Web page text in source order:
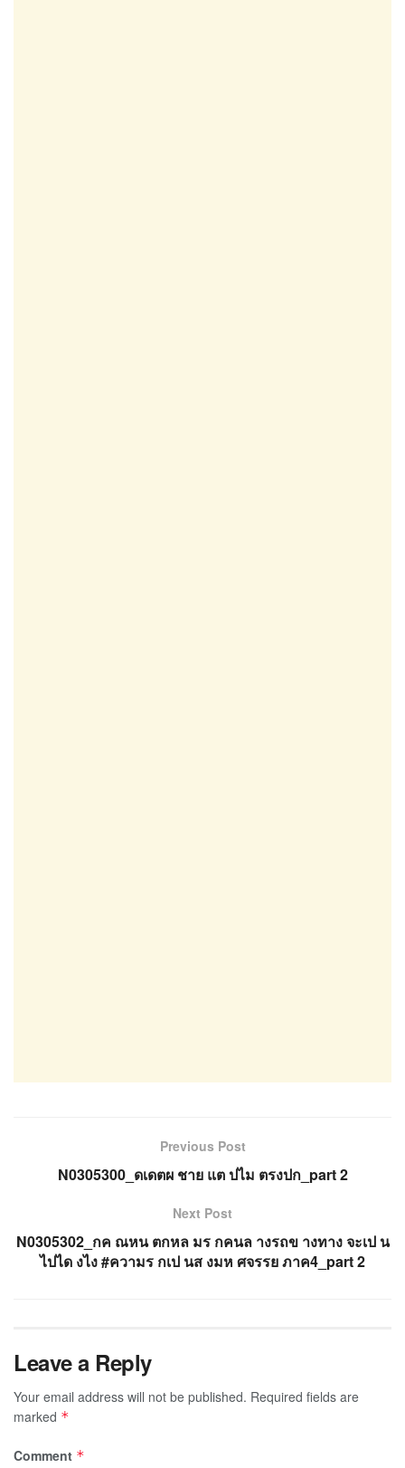
Previous Post
N0305300_ดเดตผ ชาย แต ปไม ตรงปก_part 2
Next Post
N0305302_กค ณหน ตกหล มร กคนล างรถข างทาง จะเป น
ไปได งไง #ความร กเป นส งมห ศจรรย ภาค4_part 2
Leave a Reply
Your email address will not be published. Required fields are
marked *
Comment *